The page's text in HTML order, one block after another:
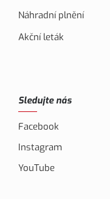
Náhradní plnění
Akční leták
Sledujte nás
Facebook
Instagram
YouTube